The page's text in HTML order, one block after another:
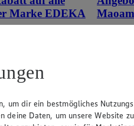
Marke EDEKA
Marktes.
Maoam
um dir ein bestmögliches
deine Daten, um unsere Website zu